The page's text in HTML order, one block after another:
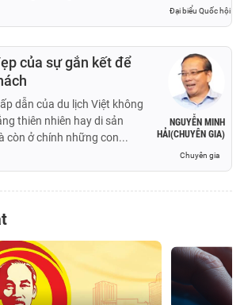
Đại biểu Quốc hội
NGUYỄN MINH
HẢI(CHUYÊN GIA)
Chuyên gia
của sự gắn kết để
dẫn của du lịch Việt không
thiên nhiên hay di sản
còn ở chính những con...